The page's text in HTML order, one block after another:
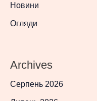
Новини
Огляди
Archives
Серпень 2026